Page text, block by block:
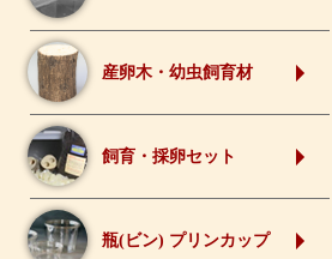
産卵木・幼虫飼育材
飼育・採卵セット
瓶(ビン) プリンカップ